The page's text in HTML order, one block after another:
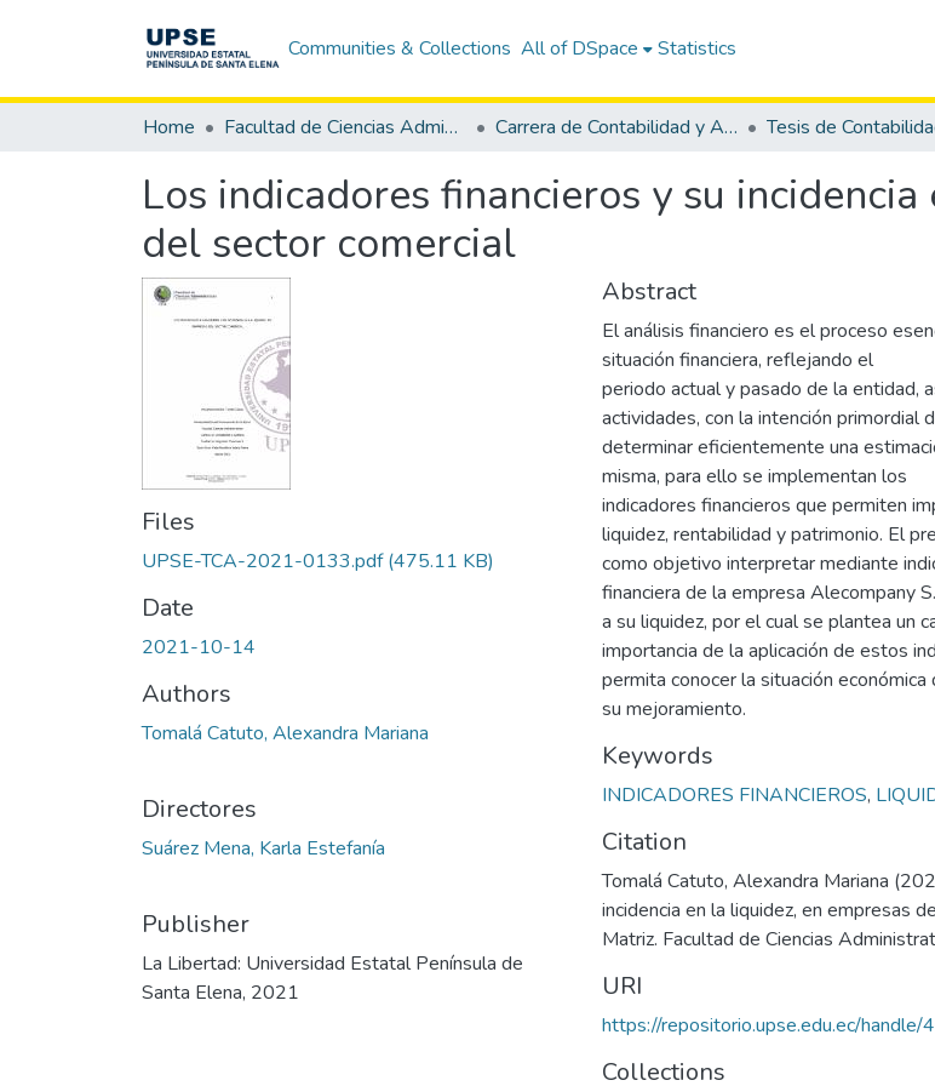
Communities & Collections All of DSpace Statistics
Home Facultad de Ciencias Administrativas Carrera de Contabilidad y Auditoría
Los indicadores financieros y su
del sector comercial
Files
UPSE-TCA-2021-0133.pdf(475.11 KB)
Date
2021-10-14
Authors
Tomalá Catuto, Alexandra Mariana
Directores
Suárez Mena, Karla Estefanía
Publisher
La Libertad: Universidad Estatal Península de
Santa Elena, 2021
Abstract
El análisis financiero es el proceso
situación financiera, reflejando el
periodo actual y pasado de la entidad,
actividades, con la intención primordial
determinar eficientemente una
misma, para ello se implementan los
indicadores financieros que permiten
liquidez, rentabilidad y patrimonio. El
como objetivo interpretar mediante
financiera de la empresa Alecompany
a su liquidez, por el cual se plantea un
importancia de la aplicación de estos
permita conocer la situación
su mejoramiento.
Keywords
INDICADORES FINANCIEROS,
Citation
Tomalá Catuto, Alexandra Mariana
incidencia en la liquidez, en empresas
Matriz. Facultad de Ciencias
URI
https://repositorio.upse.edu.ec/
Collections